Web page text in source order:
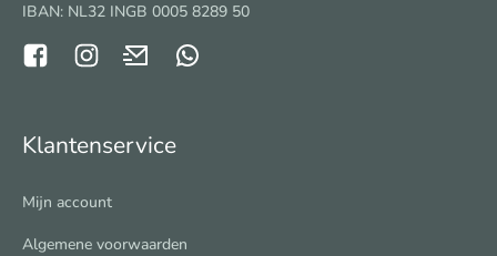
IBAN: NL32 INGB 0005 8289 50
Klantenservice
Mijn account
Algemene voorwaarden